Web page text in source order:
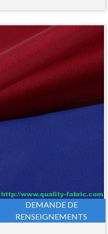
DEMANDE DE
RENSEIGNEMENTS